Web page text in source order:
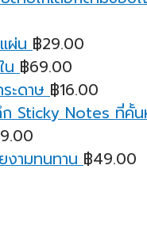
ผ่น ฿29.00
น ฿69.00
ะดาษ ฿16.00
Sticky Notes ที่คั้น
งามทนทาน ฿49.00